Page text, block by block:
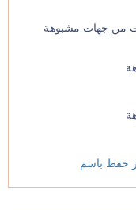
من جهات مشبوهة
حفظ باسم